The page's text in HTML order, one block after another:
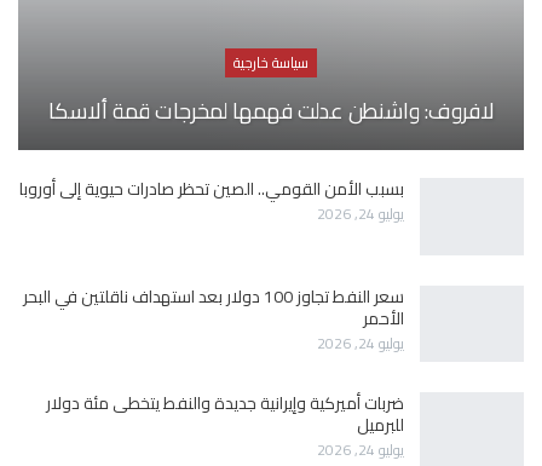
سياسة خارجية
لافروف: واشنطن عدلت فهمها لمخرجات قمة ألاسكا
بسبب الأمن القومي.. الصين تحظر صادرات حيوية إلى أوروبا
يوليو 24, 2026
سعر النفط تجاوز 100 دولار بعد استهداف ناقلتين في البحر
الأحمر
يوليو 24, 2026
ضربات أميركية وإيرانية جديدة والنفط يتخطى مئة دولار
للبرميل
يوليو 24, 2026